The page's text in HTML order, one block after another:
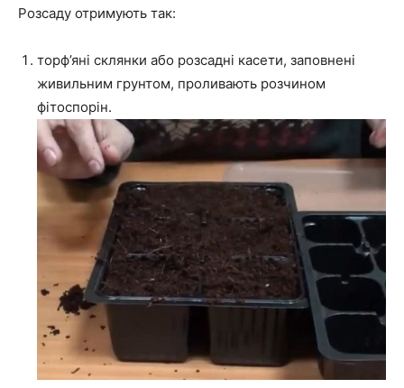
Розсаду отримують так:
торф’яні склянки або розсадні касети, заповнені
живильним грунтом, проливають розчином
фітоспорін.